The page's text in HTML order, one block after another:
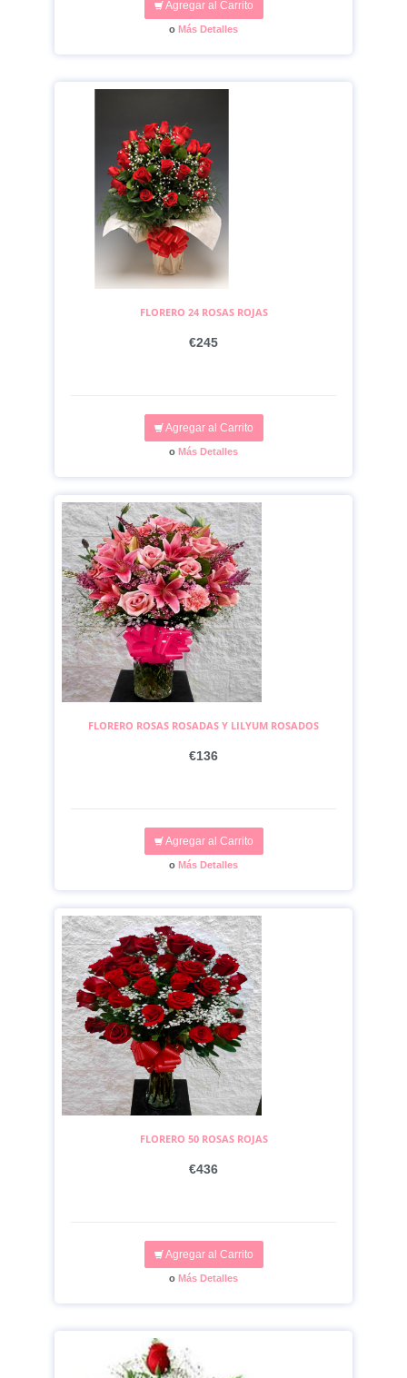
Agregar al Carrito
o Más Detalles
FLORERO 24 ROSAS ROJAS
€245
Agregar al Carrito
o Más Detalles
FLORERO ROSAS ROSADAS Y LILYUM ROSADOS
€136
Agregar al Carrito
o Más Detalles
FLORERO 50 ROSAS ROJAS
€436
Agregar al Carrito
o Más Detalles